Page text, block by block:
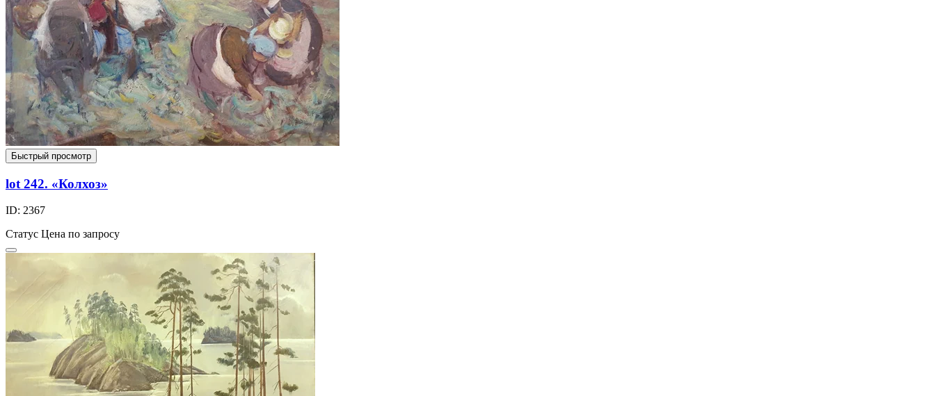
Быстрый просмотр
lot 242. «Колхоз»
ID: 2367
Статус Цена по запросу